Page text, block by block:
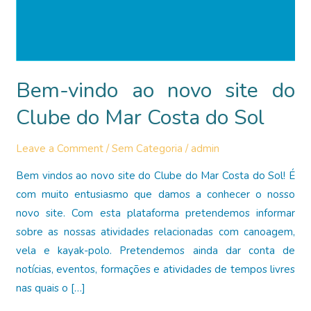
Bem-vindo ao novo site do
Clube do Mar Costa do Sol
Leave a Comment /Sem Categoria /admin
Bem vindos ao novo site do Clube do Mar Costa do Sol! É
com muito entusiasmo que damos a conhecer o nosso
novo site. Com esta plataforma pretendemos informar
sobre as nossas atividades relacionadas com canoagem,
vela e kayak-polo. Pretendemos ainda dar conta de
notícias, eventos, formações e atividades de tempos livres
nas quais o […]